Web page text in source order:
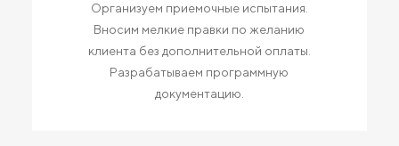
Организуем приемочные испытания.
Вносим мелкие правки по желанию
клиента без дополнительной оплаты.
Разрабатываем программную
документацию.